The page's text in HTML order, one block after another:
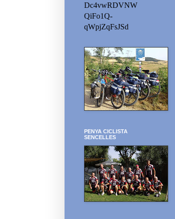
Dc4vwRDVNW
QiFo1Q-
qWpjZqFsJSd
PENYA CICLISTA
SENCELLES